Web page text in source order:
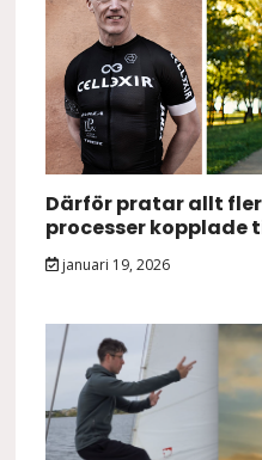
Därför pratar allt
processer kopplade
januari 19, 2026